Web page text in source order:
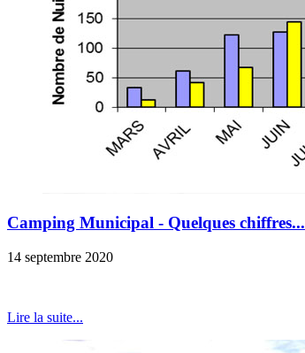
Camping Municipal - Quelques chiffres...
14 septembre 2020
Lire la suite...